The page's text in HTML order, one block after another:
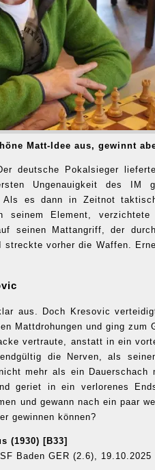
Matt-Idee aus, gewinnt
deutsche Pokalsieger
Ungenauigkeit des IM
Als es dann in Zeitnot
seinem Element,
seinen Mattangriff, der
streckte vorher die Waffen.
aus. Doch Kresovic
Mattdrohungen und ging zum
vertraute, anstatt in ein
die Nerven, als
mehr als ein Dauerschach
geriet in ein verlorenes
und gewann nach ein paar
gewinnen können?
(1930) [B33]
Baden GER (2.6), 19.10.2025